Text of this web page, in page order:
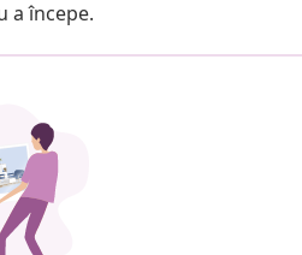
a începe.